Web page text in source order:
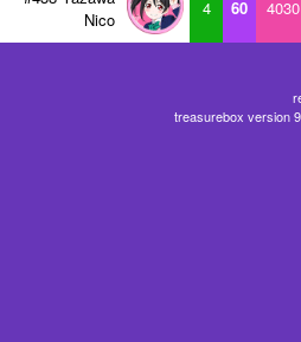
Nico
4 60 4030
treasurebox version